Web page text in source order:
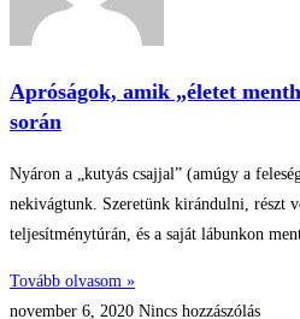
Apróságok, amik „életet
során
Nyáron a „kutyás csajjal” (amúgy a
nekivágtunk. Szeretünk kirándulni, részt
teljesítménytúrán, és a saját lábunkon
Tovább olvasom »
november 6, 2020 Nincs hozzászólás